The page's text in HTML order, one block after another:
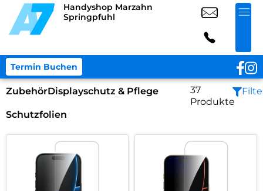
Handyshop Marzahn
Springpfuhl
Termin Buchen
ZubehörDisplayschutz & Pflege
Schutzfolien
37
Produkte